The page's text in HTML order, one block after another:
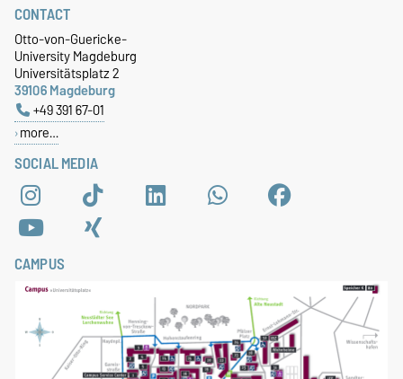
SOCIAL MEDIA
CONTACT
Otto-von-Guericke-
University Magdeburg
Universitätsplatz 2
39106 Magdeburg
+49 391 67-01
more…
CAMPUS